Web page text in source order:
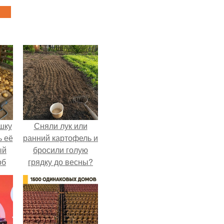
её
с
Сняли лук или
ранний картофель и
бросили голую
грядку до весны?